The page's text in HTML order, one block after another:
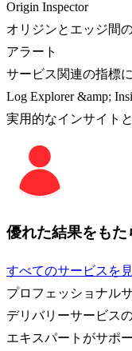
Origin Inspector
オリジンとエッジ間
アラート
サービス関連の指標
Log Explorer &amp;
実用的なインサイト
優れた結果をも
すべてのサービスを
プロフェッショナル
デリバリーサービス
エキスパートがサポ